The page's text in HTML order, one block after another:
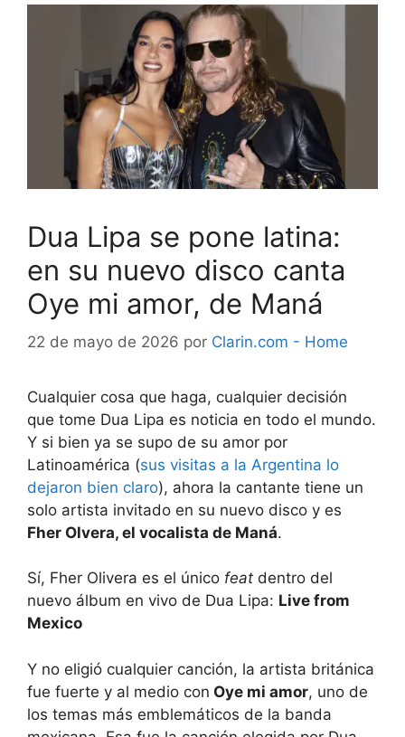
Dua Lipa se pone latina:
en su nuevo disco canta
Oye mi amor, de Maná
22 de mayo de 2026 por Clarin.com - Home
Cualquier cosa que haga, cualquier decisión
que tome Dua Lipa es noticia en todo el mundo.
Y si bien ya se supo de su amor por
Latinoamérica (sus visitas a la Argentina lo
dejaron bien claro), ahora la cantante tiene un
solo artista invitado en su nuevo disco y es
Fher Olvera, el vocalista de Maná.
Sí, Fher Olivera es el único feat dentro del
nuevo álbum en vivo de Dua Lipa: Live from
Mexico
Y no eligió cualquier canción, la artista británica
fue fuerte y al medio con Oye mi amor, uno de
los temas más emblemáticos de la banda